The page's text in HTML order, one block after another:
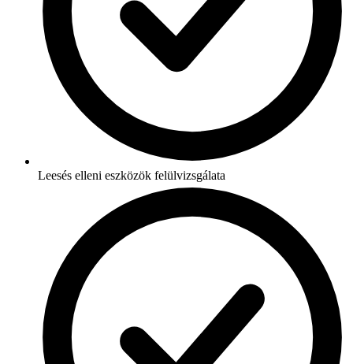
Leesés elleni eszközök felülvizsgálata